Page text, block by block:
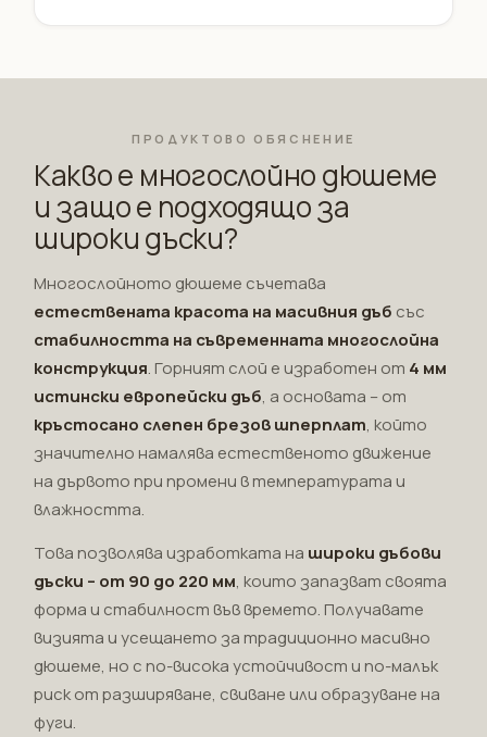
ПРОДУКТОВО ОБЯСНЕНИЕ
Какво е многослойно дюшеме
и защо е подходящо за
широки дъски?
Многослойното дюшеме съчетава
естествената красота на масивния дъб със
стабилността на съвременната многослойна
конструкция. Горният слой е изработен от 4 мм
истински европейски дъб, а основата – от
кръстосано слепен брезов шперплат, който
значително намалява естественото движение
на дървото при промени в температурата и
влажността.
Това позволява изработката на широки дъбови
дъски – от 90 до 220 мм, които запазват своята
форма и стабилност във времето. Получавате
визията и усещането за традиционно масивно
дюшеме, но с по-висока устойчивост и по-малък
риск от разширяване, свиване или образуване на
фуги.